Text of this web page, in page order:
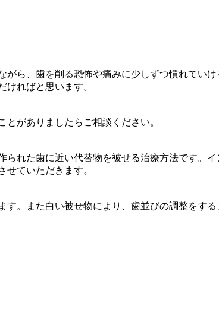
ら、歯を削る恐怖や痛みに少しずつ慣れてい
ればと思います。
がありましたらご相談ください。
れた歯に近い代替物を被せる治療方法です。
ていただきます。
。また白い被せ物により、歯並びの調整をす